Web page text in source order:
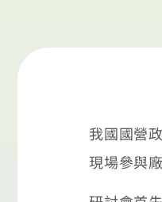
我國國營
現場參與